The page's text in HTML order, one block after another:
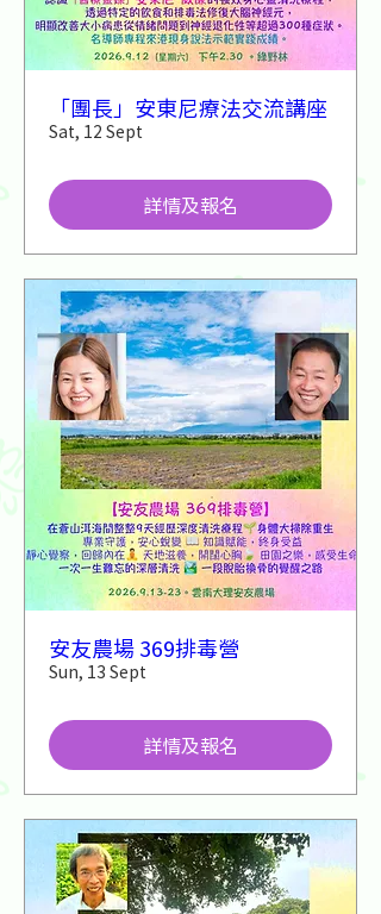
「團長」安東尼療法交流講座
Sat, 12 Sept
詳情及報名
安友農場 369排毒營
Sun, 13 Sept
詳情及報名